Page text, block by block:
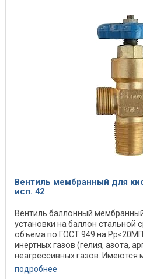
Вентиль мембранный для
исп. 42
Вентиль баллонный
установки на баллон стальной
объема по ГОСТ 949 на
инертных газов (гелия, азота,
неагрессивных газов. Имеются
подробнее